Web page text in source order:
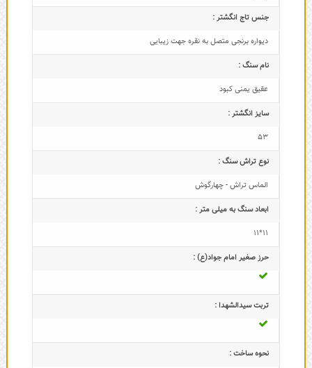
جنس تاج انگشتر :
دیواره برنجی متصل به نقره جهت زیبایی
نام سنگ :
عقیق یمنی کبود
سایز انگشتر :
53
نوع تراش سنگ :
الماس تراش - چهارگوش
ابعاد سنگ به میلی متر :
11*11
حرز صغیر امام جواد(ع) :
تربت سیدالشهدا :
نحوه ساخت :